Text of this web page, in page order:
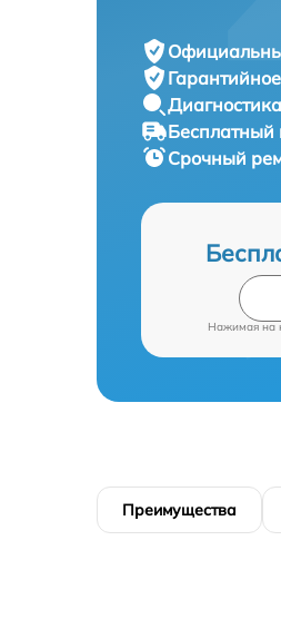
Бесплатный
Срочный
Нажимая на
Преимущества